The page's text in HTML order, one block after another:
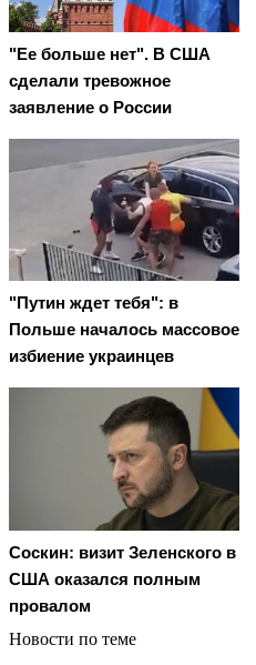
"Ее больше нет". В США
сделали тревожное
заявление о России
"Путин ждет тебя": в
Польше началось массовое
избиение украинцев
Соскин: визит Зеленского в
США оказался полным
провалом
Новости по теме